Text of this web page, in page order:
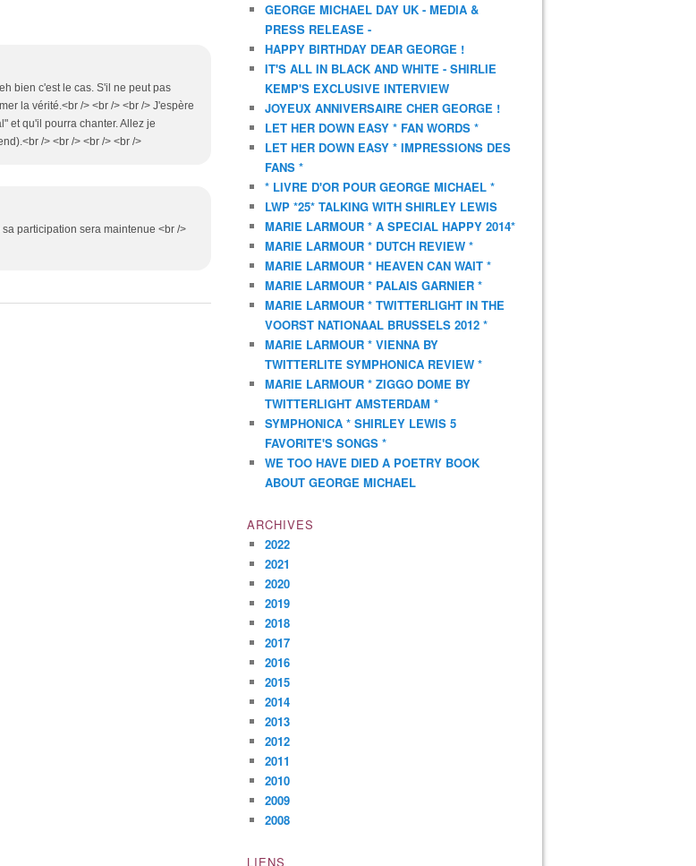
bien c'est le cas. S'il ne peut pas
la vérité.<br /> <br /> <br /> J'espère
et qu'il pourra chanter. Allez je
/> <br /> <br /> <br />
participation sera maintenue <br />
GEORGE MICHAEL DAY UK - MEDIA &
PRESS RELEASE -
HAPPY BIRTHDAY DEAR GEORGE !
IT'S ALL IN BLACK AND WHITE - SHIRLIE
KEMP'S EXCLUSIVE INTERVIEW
JOYEUX ANNIVERSAIRE CHER GEORGE !
LET HER DOWN EASY * FAN WORDS *
LET HER DOWN EASY * IMPRESSIONS DES
FANS *
* LIVRE D'OR POUR GEORGE MICHAEL *
LWP *25* TALKING WITH SHIRLEY LEWIS
MARIE LARMOUR * A SPECIAL HAPPY 2014*
MARIE LARMOUR * DUTCH REVIEW *
MARIE LARMOUR * HEAVEN CAN WAIT *
MARIE LARMOUR * PALAIS GARNIER *
MARIE LARMOUR * TWITTERLIGHT IN THE
VOORST NATIONAAL BRUSSELS 2012 *
MARIE LARMOUR * VIENNA BY
TWITTERLITE SYMPHONICA REVIEW *
MARIE LARMOUR * ZIGGO DOME BY
TWITTERLIGHT AMSTERDAM *
SYMPHONICA * SHIRLEY LEWIS 5
FAVORITE'S SONGS *
WE TOO HAVE DIED A POETRY BOOK
ABOUT GEORGE MICHAEL
ARCHIVES
2022
2021
2020
2019
2018
2017
2016
2015
2014
2013
2012
2011
2010
2009
2008
LIENS